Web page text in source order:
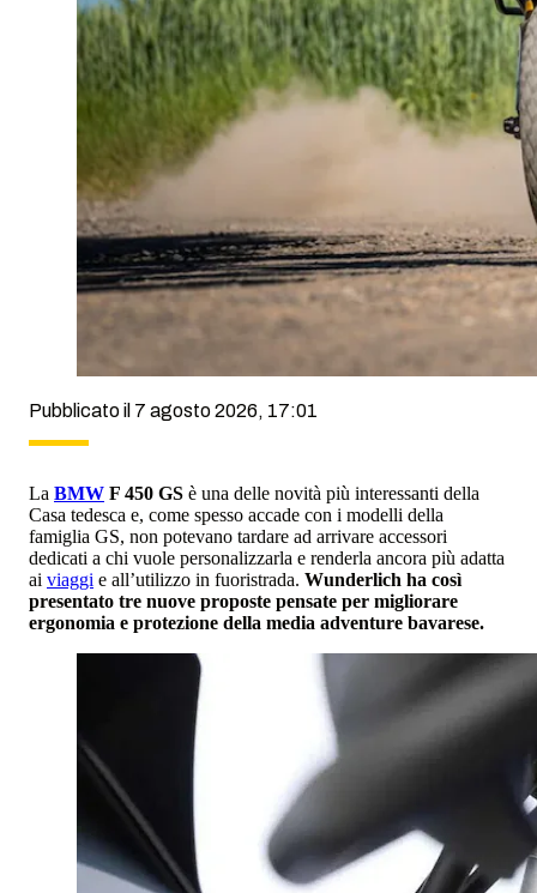
Pubblicato il 7 agosto 2026, 17:01
La BMW F 450 GS è una delle novità più interessanti della
Casa tedesca e, come spesso accade con i modelli della
famiglia GS, non potevano tardare ad arrivare accessori
dedicati a chi vuole personalizzarla e renderla ancora più adatta
ai viaggi e all’utilizzo in fuoristrada. Wunderlich ha così
presentato tre nuove proposte pensate per migliorare
ergonomia e protezione della media adventure bavarese.